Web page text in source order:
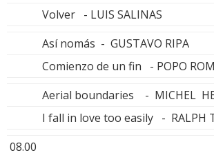
Volver - LUIS SALINAS
Así nomás - GUSTAVO RIPA
Comienzo de un fin - POPO
Aerial boundaries - MICHEL
I fall in love too easily - RALPH
08.00